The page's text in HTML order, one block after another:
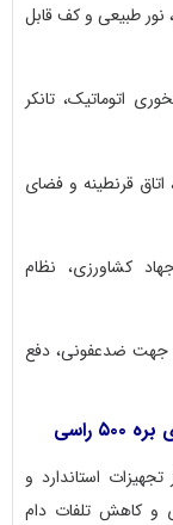
طبیعی و کف قابل
اتوماتیک، تانکر
قرنطینه و فضای
کشاورزی، نظام
ضدعفونی، دفع
از تجهیزات استاندارد و
کاهش تلفات دام